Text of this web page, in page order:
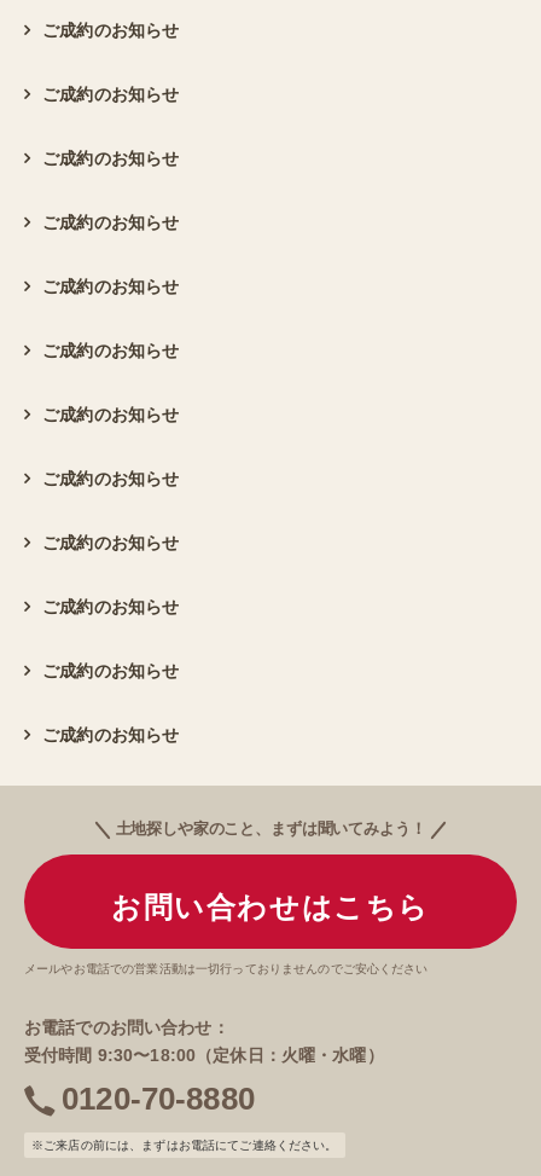
ご成約のお知らせ
ご成約のお知らせ
ご成約のお知らせ
ご成約のお知らせ
ご成約のお知らせ
ご成約のお知らせ
ご成約のお知らせ
ご成約のお知らせ
ご成約のお知らせ
ご成約のお知らせ
ご成約のお知らせ
ご成約のお知らせ
土地探しや家のこと、まずは聞いてみよう！
お問い合わせはこちら
メールやお電話での営業活動は一切行っておりませんのでご安心ください
お電話でのお問い合わせ：
受付時間 9:30〜18:00（定休日：火曜・水曜）
電
話
0120-70-8880
※ご来店の前には、まずはお電話にてご連絡ください。